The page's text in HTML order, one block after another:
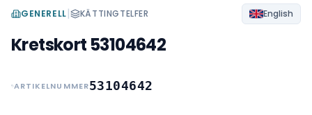
GENERELL| KÄTTINGTELFER English
Kretskort 53104642
ARTIKELNUMMER53104642